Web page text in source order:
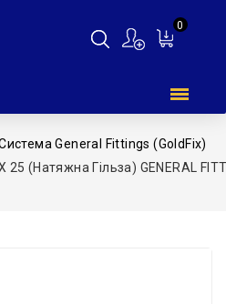
0
General Fittings (GoldFix)
(натяжна Гільза) GENERAL